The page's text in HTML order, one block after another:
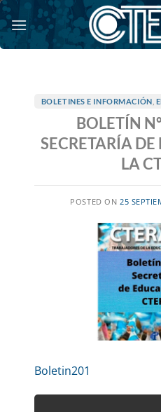
Saltar
al
contenido
BOLETINES E INFORMACIÓN
BOLETÍN
SECRETARÍA
LA
POSTED ON 25
Boletin201